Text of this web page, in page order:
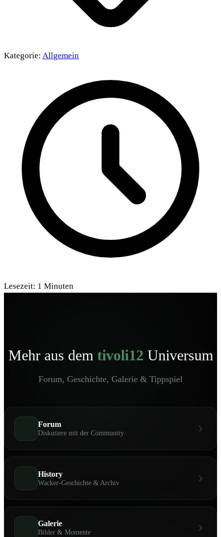
Kategorie: Allgemein
Lesezeit: 1 Minuten
Mehr aus dem tivoli12 Universum
Forum, Geschichte, Galerie & Tippspiel
Forum
Diskutiere mit der Community
History
Wacker-Geschichte & Archiv
Galerie
Bilder & Momente